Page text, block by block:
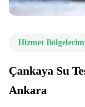
Hizmet
Çankaya Su
Ankara